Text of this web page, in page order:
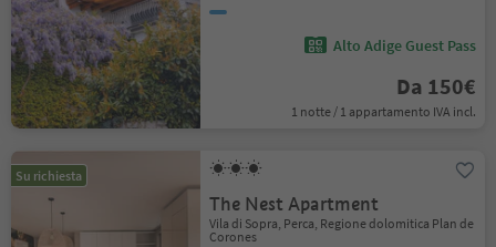
Alto Adige Guest Pass
Da 150€
1 notte / 1 appartamento IVA incl.
Su richiesta
The Nest Apartment
Vila di Sopra, Perca, Regione dolomitica Plan de
Corones